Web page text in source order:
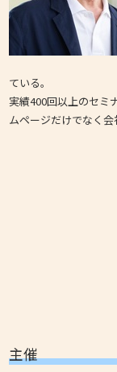
ている。
実績400回以上のセミ
ムページだけでなく会
主催